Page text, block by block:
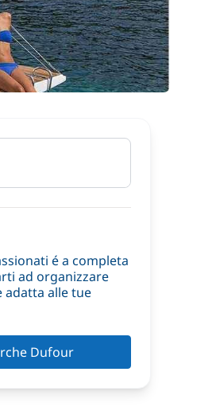
é a completa
ad organizzare
adatta alle tue
Dufour